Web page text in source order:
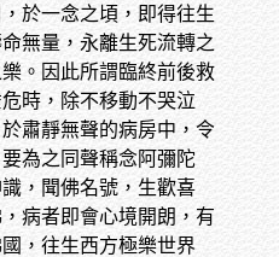
於一念之頃，即得往生
無量，永離生死流轉之
。因此所謂臨終前後救
時，除不移動不哭泣
肅靜無聲的病房中，令
為之同聲稱念阿彌陀
，聞佛名號，生歡喜
病者即會心境開朗，有
，往生西方極樂世界